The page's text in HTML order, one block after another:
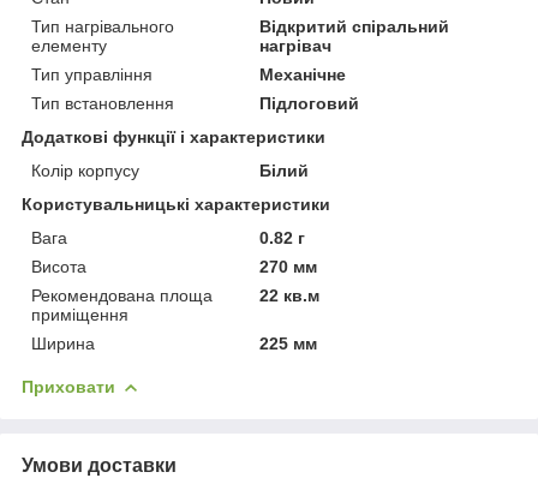
Тип нагрівального
елементу
Відкритий спіральний
нагрівач
Тип управління
Механічне
Тип встановлення
Підлоговий
Додаткові функції і характеристики
Колір корпусу
Білий
Користувальницькі характеристики
Вага
0.82 г
Висота
270 мм
Рекомендована площа
приміщення
22 кв.м
Ширина 225 мм
Приховати
Умови доставки